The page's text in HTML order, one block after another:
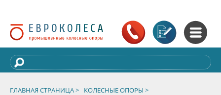
ГЛАВНАЯ СТРАНИЦА >
КОЛЕСНЫЕ ОПОРЫ >